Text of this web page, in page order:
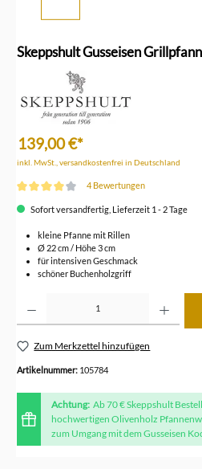
Skeppshult Gusseisen
139,00 €*
inkl. MwSt., versandkostenfrei in Deutschland
4 Bewertungen
Sofort versandfertig, Lieferzeit 1 - 2 Tage
kleine Pfanne mit Rillen
Ø 22 cm / Höhe 3 cm
für intensiven Geschmack
schöner Buchenholzgriff
Zum Merkzettel hinzufügen
Artikelnummer: 105784
Achtung:Ab 70 € Skeppshult
hochwertigen Olivenholz
zum Umgang mit dem Gusseisen